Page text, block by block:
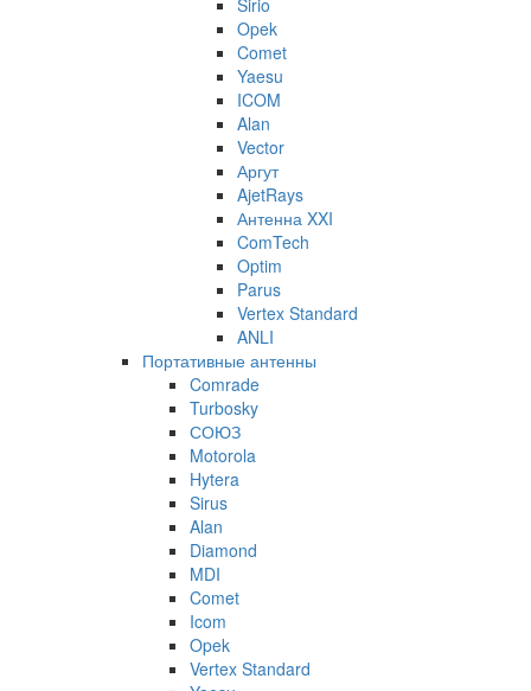
Opek
Comet
Yaesu
ICOM
Alan
Vector
Аргут
AjetRays
Антенна XXI
ComTech
Optim
Parus
Vertex Standard
ANLI
Портативные антенны
Comrade
Turbosky
СОЮЗ
Motorola
Hytera
Sirus
Alan
Diamond
MDI
Comet
Icom
Opek
Vertex Standard